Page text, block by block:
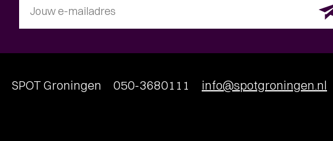
Jouw e-mailadres
SPOT Groningen 050-3680111 info@spotgroningen.nl